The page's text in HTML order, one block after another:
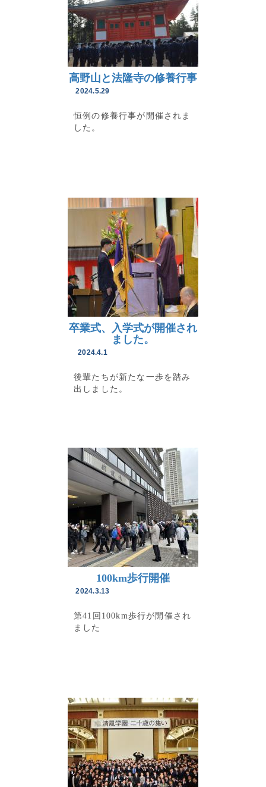
高野山と法隆寺の修養行事
2024.5.29
恒例の修養行事が開催されま
した。
卒業式、入学式が開催され
ました。
2024.4.1
後輩たちが新たな一歩を踏み
出しました。
100km歩行開催
2024.3.13
第41回100km歩行が開催され
ました